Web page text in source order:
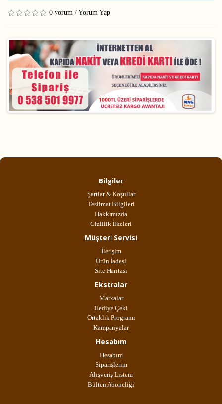
0 yorum / Yorum Yap
Bilgiler
Şartlar & Koşullar
Teslimat Bilgileri
Hakkımızda
Gizlilik İlkeleri
Müşteri Servisi
İletişim
Ürün İadesi
Site Haritası
Ekstralar
Markalar
Hediye Çeki
Ortaklık Programı
Kampanyalar
Hesabım
Hesabım
Siparişlerim
Alışveriş Listem
Bülten Aboneliği